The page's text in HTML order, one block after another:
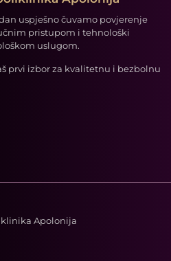
uspješno čuvamo povjerenje
pristupom i tehnološki
uslugom.
prvi izbor za kvalitetnu i bezbolnu
Apolonija